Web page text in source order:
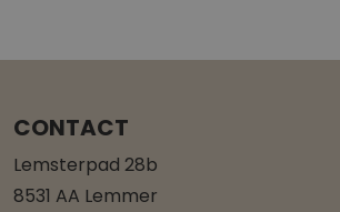
CONTACT
Lemsterpad 28b
8531 AA Lemmer